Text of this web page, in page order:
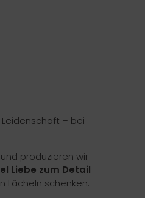
– bei
produzieren wir
Liebe zum Detail
Lächeln schenken.